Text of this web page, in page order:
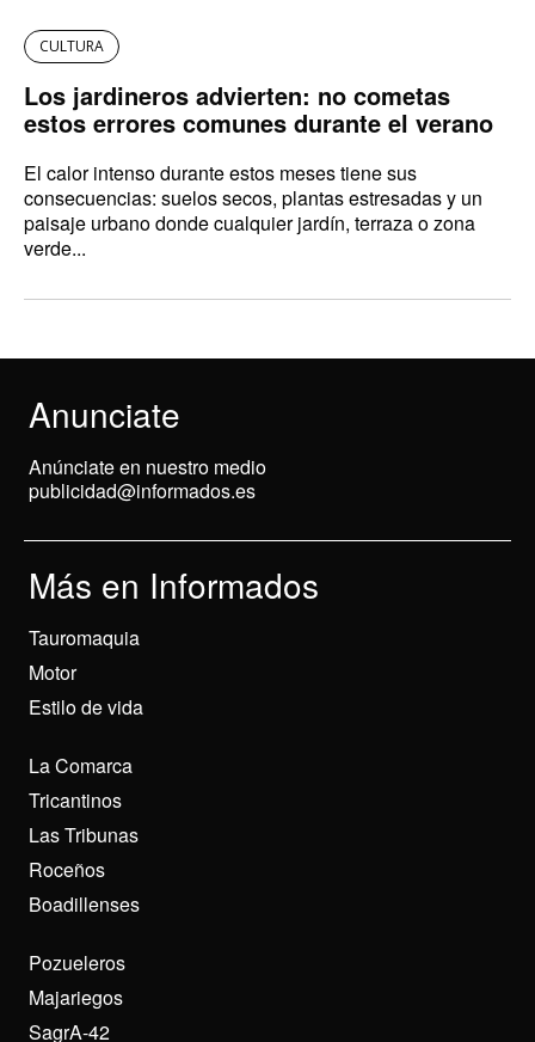
CULTURA
Los jardineros advierten: no cometas
estos errores comunes durante el verano
El calor intenso durante estos meses tiene sus
consecuencias: suelos secos, plantas estresadas y un
paisaje urbano donde cualquier jardín, terraza o zona
verde...
Anunciate
Anúnciate en nuestro medio
publicidad@informados.es
Más en Informados
Tauromaquia
Motor
Estilo de vida
La Comarca
Tricantinos
Las Tribunas
Roceños
Boadillenses
Pozueleros
Majariegos
SagrA-42